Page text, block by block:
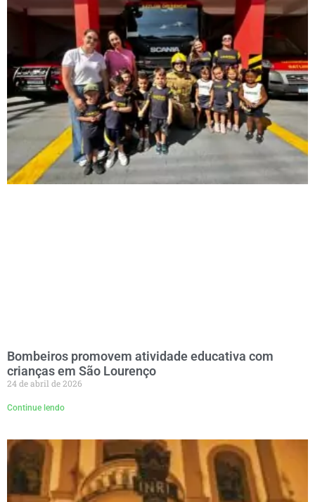
Bombeiros promovem atividade educativa com
crianças em São Lourenço
24 de abril de 2026
Continue lendo